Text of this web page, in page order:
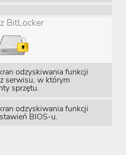
BitLocker
odzyskiwania funkcji
serwisu, w którym
sprzętu.
odzyskiwania funkcji
BIOS-u.